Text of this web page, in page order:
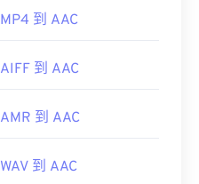
MP4 到 AAC
AIFF 到 AAC
AMR 到 AAC
WAV 到 AAC